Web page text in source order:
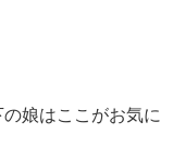
娘はここがお気に